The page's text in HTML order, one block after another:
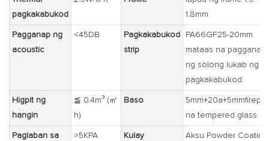
pagkakabukod
1.8mm
Pagganap ng
acoustic
<45DB
Pagkakabukod
strip
PA66GF25-20mm
mataas na pagganap
ng solong lukab ng
pagkakabukod
Higpit ng
hangin
≦ 0.4m³ (㎡
h)
Baso
na tempered glass
Paglaban sa
>5KPA Kulay
Aksu Powder Coating